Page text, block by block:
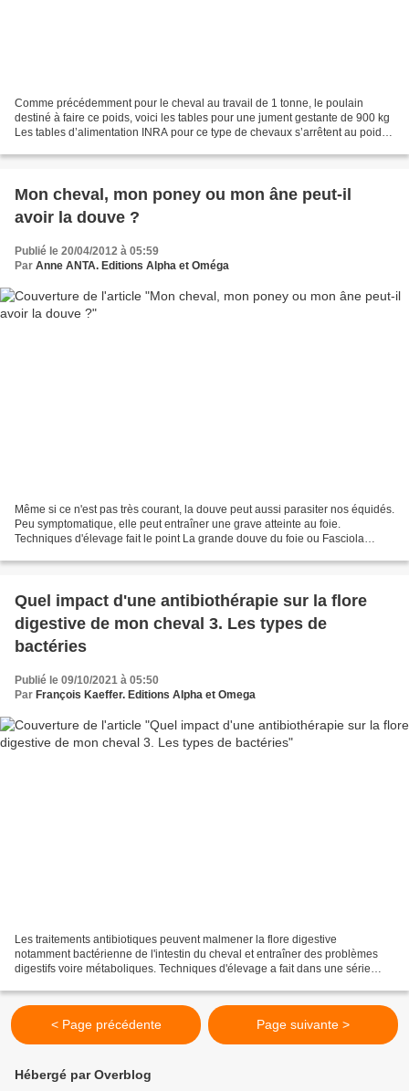
Comme précédemment pour le cheval au travail de 1 tonne, le poulain
destiné à faire ce poids, voici les tables pour une jument gestante de 900 kg
Les tables d’alimentation INRA pour ce type de chevaux s’arrêtent au poids
Mon cheval, mon poney ou mon âne peut-il
avoir la douve ?
Publié le 20/04/2012 à 05:59
Par Anne ANTA. Editions Alpha et Oméga
Même si ce n'est pas très courant, la douve peut aussi parasiter nos équidés.
Peu symptomatique, elle peut entraîner une grave atteinte au foie.
Techniques d'élevage fait le point La grande douve du foie ou Fasciola
Quel impact d'une antibiothérapie sur la flore
digestive de mon cheval 3. Les types de
bactéries
Publié le 09/10/2021 à 05:50
Par François Kaeffer. Editions Alpha et Omega
Les traitements antibiotiques peuvent malmener la flore digestive
notamment bactérienne de l'intestin du cheval et entraîner des problèmes
digestifs voire métaboliques. Techniques d'élevage a fait dans une série
< Page précédente Page suivante >
Hébergé par Overblog